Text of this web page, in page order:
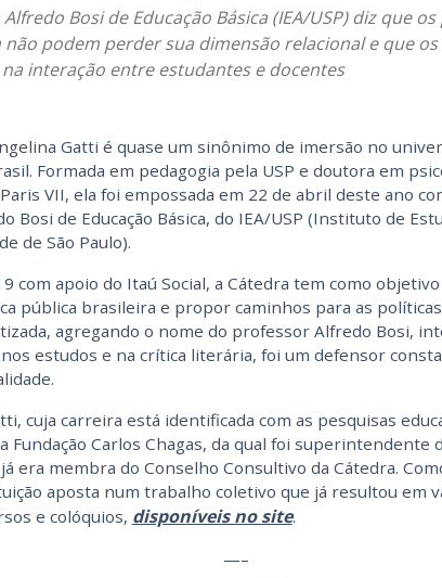
Bosi de Educação Básica (IEA/USP) diz que
podem perder sua dimensão relacional e que
interação entre estudantes e docentes
Gatti é quase um sinônimo de imersão no
Formada em pedagogia pela USP e doutora em
VII, ela foi empossada em 22 de abril deste ano
Bosi de Educação Básica, do IEA/USP (Instituto de
de São Paulo).
com apoio do Itaú Social, a Cátedra tem como
pública brasileira e propor caminhos para as
, agregando o nome do professor Alfredo Bosi,
estudos e na crítica literária, foi um defensor
cuja carreira está identificada com as pesquisas
Fundação Carlos Chagas, da qual foi superintendente
era membra do Conselho Consultivo da Cátedra.
aposta num trabalho coletivo que já resultou em
e colóquios, disponíveis no site.
—–